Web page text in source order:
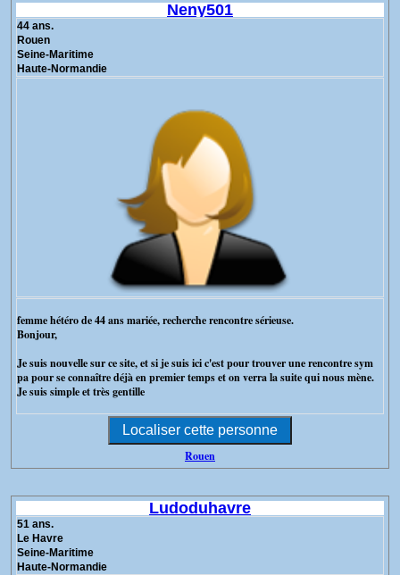
Neny501
44 ans.
Rouen
Seine-Maritime
Haute-Normandie
femme hétéro de 44 ans mariée, recherche rencontre sérieuse.
Bonjour,
Je suis nouvelle sur ce site, et si je suis ici c'est pour trouver une rencontre sym
pa pour se connaître déjà en premier temps et on verra la suite qui nous mène.
Je suis simple et très gentille
Rouen
Ludoduhavre
51 ans.
Le Havre
Seine-Maritime
Haute-Normandie